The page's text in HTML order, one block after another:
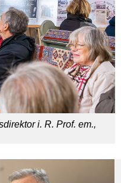
i. R. Prof. em.,